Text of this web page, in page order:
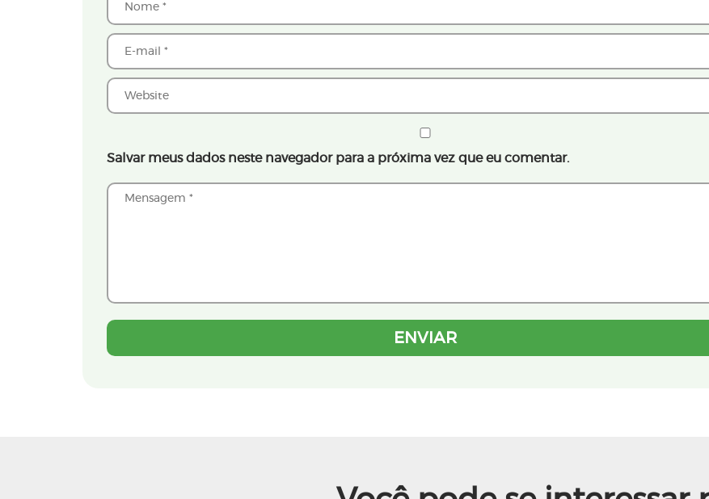
Salvar meus dados neste navegador para a próxima vez que eu comentar.